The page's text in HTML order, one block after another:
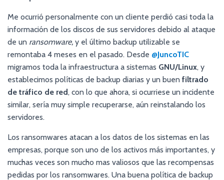
Me ocurrió personalmente con un cliente perdió casi toda la
información de los discos de sus servidores debido al ataque
de un ransomware, y el último backup utilizable se
remontaba 4 meses en el pasado. Desde @JuncoTIC
migramos toda la infraestructura a sistemas GNU/Linux, y
establecimos políticas de backup diarias y un buen filtrado
de tráfico de red, con lo que ahora, si ocurriese un incidente
similar, sería muy simple recuperarse, aún reinstalando los
servidores.
Los ransomwares atacan a los datos de los sistemas en las
empresas, porque son uno de los activos más importantes, y
muchas veces son mucho mas valiosos que las recompensas
pedidas por los ransomwares. Una buena política de backup